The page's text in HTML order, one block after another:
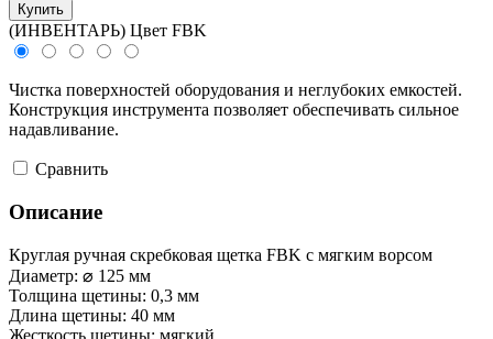
Купить
(ИНВЕНТАРЬ) Цвет FBK
Чистка поверхностей оборудования и неглубоких емкостей.
Конструкция инструмента позволяет обеспечивать сильное
надавливание.
Cравнить
Описание
Круглая ручная скребковая щетка FBK с мягким ворсом
Диаметр: ⌀ 125 мм
Толщина щетины: 0,3 мм
Длина щетины: 40 мм
Жесткость щетины: мягкий